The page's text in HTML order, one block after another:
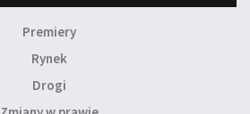
Premiery
Rynek
Drogi